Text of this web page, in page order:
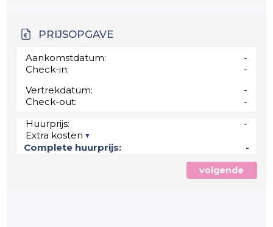
PRIJSOPGAVE
Aankomstdatum:
-
Check-in:
-
Vertrekdatum:
-
Check-out:
-
Huurprijs:
-
Extra kosten
Complete huurprijs:
-
volgende